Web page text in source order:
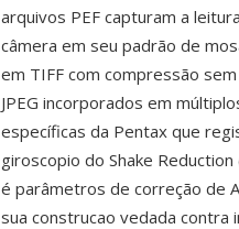
arquivos PEF capturam a
câmera em seu padrão de
em TIFF com compressão
JPEG incorporados em
específicas da Pentax que
giroscopio do Shake
é parâmetros de correção de
sua construcao vedada